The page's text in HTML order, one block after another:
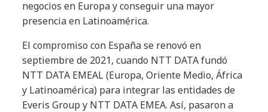
negocios en Europa y conseguir una mayor
presencia en Latinoamérica.
El compromiso con España se renovó en
septiembre de 2021, cuando NTT DATA fundó
NTT DATA EMEAL (Europa, Oriente Medio, África
y Latinoamérica) para integrar las entidades de
Everis Group y NTT DATA EMEA. Así, pasaron a